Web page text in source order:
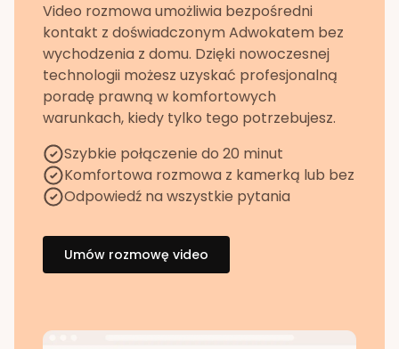
Video rozmowa umożliwia bezpośredni
kontakt z doświadczonym Adwokatem bez
wychodzenia z domu. Dzięki nowoczesnej
technologii możesz uzyskać profesjonalną
poradę prawną w komfortowych
warunkach, kiedy tylko tego potrzebujesz.
Szybkie połączenie do 20 minut
Komfortowa rozmowa z kamerką lub bez
Odpowiedź na wszystkie pytania
Umów rozmowę video